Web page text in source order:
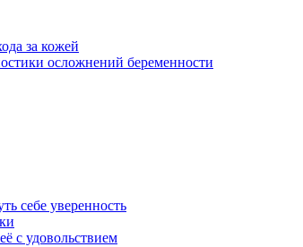
за кожей
осложнений беременности
себе уверенность
с удовольствием